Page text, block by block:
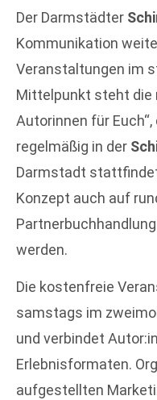
Der Darmstädter
Kommunikation
Veranstaltungen im
Mittelpunkt steht die
Autorinnen für
regelmäßig in der
Darmstadt
Konzept auch auf
werden.
Die kostenfreie
samstags im
und verbindet
Erlebnisformaten.
aufgestellten